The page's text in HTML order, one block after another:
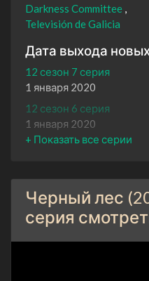
Darkness Committee
Televisión de Galicia
Дата выхода
12 сезон 7 серия
1 января 2020
12 сезон 6 серия
1 января 2020
12 сезон 5 серия
12 сезон 4 серия
1 января 2020
Черный лес
серия